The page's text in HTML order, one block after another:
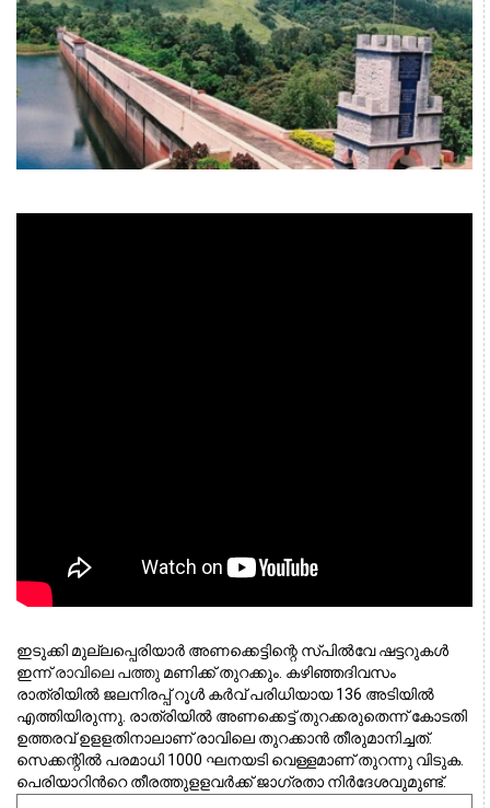
ഇടുക്കി മുല്ലപ്പെരിയാര്‍ അണക്കെട്ടിന്റെ സ്പില്‍വേ ഷട്ടറുകള്‍
ഇന്ന് രാവിലെ പത്തു മണിക്ക് തുറക്കും. കഴിഞ്ഞദിവസം
രാത്രിയില്‍ ജലനിരപ്പ് റൂള്‍ കര്‍വ് പരിധിയായ 136 അടിയില്‍
എത്തിയിരുന്നു. രാത്രിയില്‍ അണക്കെട്ട് തുറക്കരുതെന്ന് കോടതി
ഉത്തരവ് ഉളളതിനാലാണ് രാവിലെ തുറക്കാന്‍ തീരുമാനിച്ചത്.
സെക്കന്റില്‍ പരമാധി 1000 ഘനയടി വെള്ളമാണ് തുറന്നു വിടുക.
പെരിയാറിൻറെ തീരത്തുളളവര്‍ക്ക് ജാഗ്രതാ നിര്‍ദേശവുമുണ്ട്.